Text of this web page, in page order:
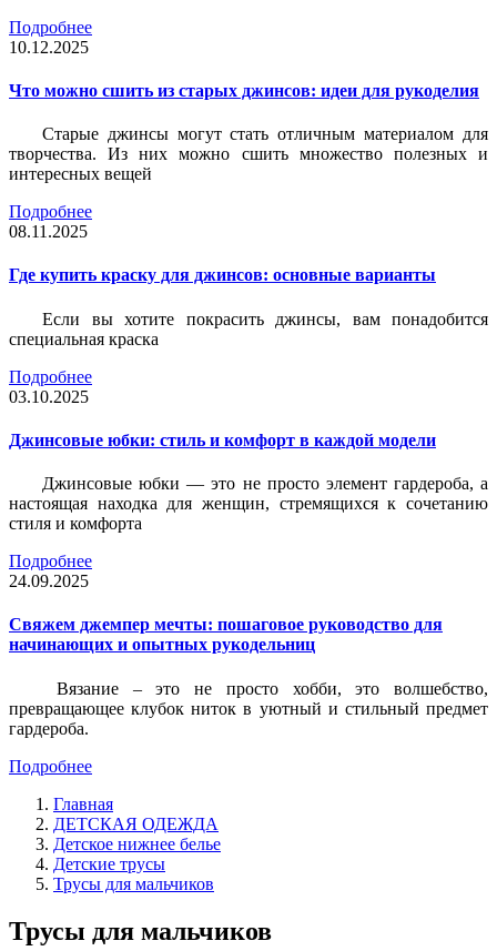
Подробнее
10.12.2025
Что можно сшить из старых джинсов: идеи для рукоделия
Старые джинсы могут стать отличным материалом для
творчества. Из них можно сшить множество полезных и
интересных вещей
Подробнее
08.11.2025
Где купить краску для джинсов: основные варианты
Если вы хотите покрасить джинсы, вам понадобится
специальная краска
Подробнее
03.10.2025
Джинсовые юбки: стиль и комфорт в каждой модели
Джинсовые юбки — это не просто элемент гардероба, а
настоящая находка для женщин, стремящихся к сочетанию
стиля и комфорта
Подробнее
24.09.2025
Свяжем джемпер мечты: пошаговое руководство для
начинающих и опытных рукодельниц
Вязание – это не просто хобби, это волшебство,
превращающее клубок ниток в уютный и стильный предмет
гардероба.
Подробнее
Главная
ДЕТСКАЯ ОДЕЖДА
Детское нижнее белье
Детские трусы
Трусы для мальчиков
Трусы для мальчиков